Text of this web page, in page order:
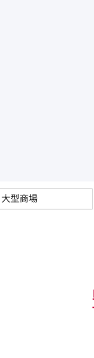
大型商場